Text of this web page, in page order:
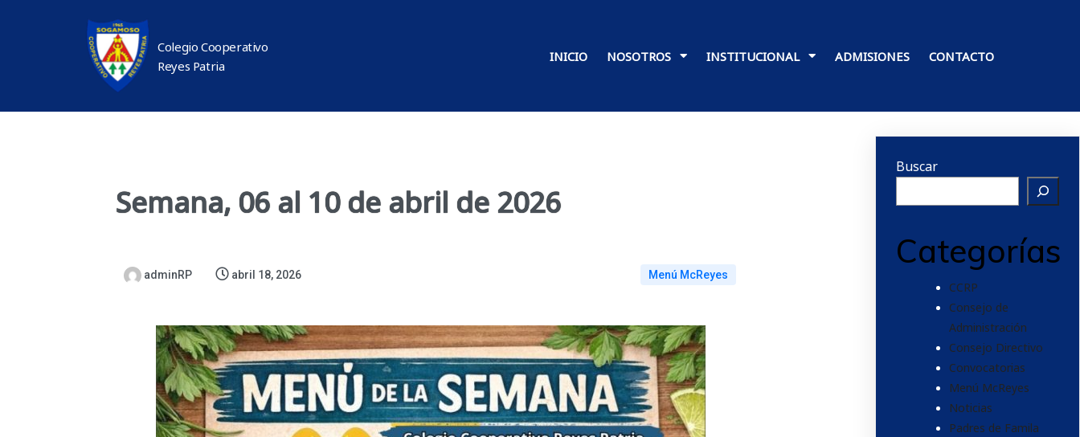
Colegio Cooperativo
Reyes Patria
INICIO NOSOTROS INSTITUCIONAL ADMISIONES CONTACTO
Semana, 06 al 10 de abril de 2026
adminRP abril 18, 2026 Menú McReyes
Buscar
Categorías
CCRP
Consejo de
Administración
Consejo Directivo
Convocatorias
Menú McReyes
Noticias
Padres de Famila